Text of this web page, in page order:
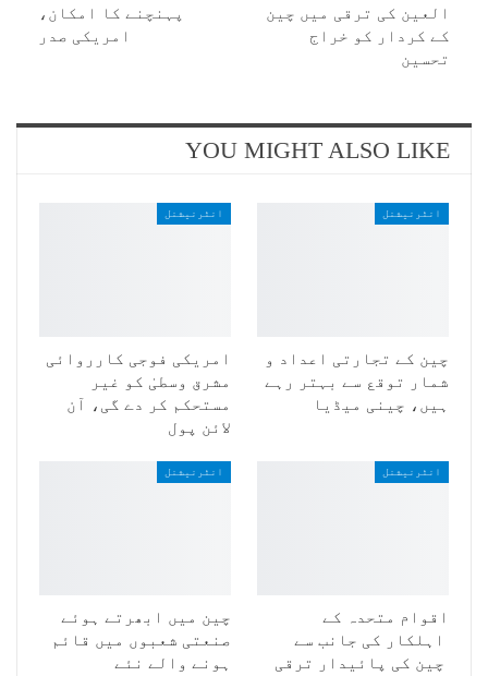
العین کی ترقی میں چین
کے کردار کو خراج
تحسین
پہنچنے کا امکان،
امریکی صدر
YOU MIGHT ALSO LIKE
انٹرنیشنل
چین کے تجارتی اعداد و
شمار توقع سے بہتر رہے
ہیں، چینی میڈیا
انٹرنیشنل
امریکی فوجی کارروائی
مشرق وسطیٰ کو غیر
مستحکم کر دے گی، آن
لائن پول
انٹرنیشنل
اقوام متحدہ کے
اہلکار کی جانب سے
چین کی پائیدار ترقی
انٹرنیشنل
چین میں ابھرتے ہوئے
صنعتی شعبوں میں قائم
ہونے والے نئے